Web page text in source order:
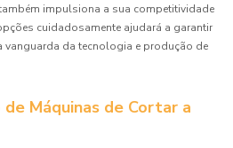
impulsiona a sua competitividade
cuidadosamente ajudará a garantir
vanguarda da tecnologia e produção de
Máquinas de Cortar a